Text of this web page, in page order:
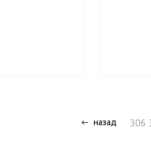
назад 306